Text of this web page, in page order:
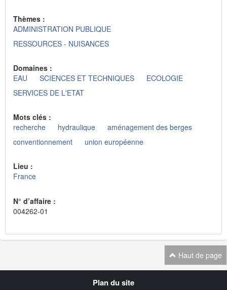
Thèmes :
ADMINISTRATION PUBLIQUE
RESSOURCES - NUISANCES
Domaines :
EAU
SCIENCES ET TECHNIQUES
ECOLOGIE
SERVICES DE L'ETAT
Mots clés :
recherche
hydraulique
aménagement des berges
conventionnement
union européenne
Lieu :
France
N° d’affaire :
004262-01
Haut de page
Plan du site